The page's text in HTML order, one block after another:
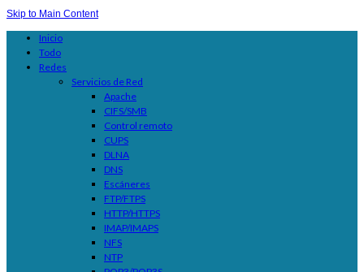
Skip to Main Content
Inicio
Todo
Redes
Servicios de Red
Apache
CIFS/SMB
Control remoto
CUPS
DLNA
DNS
Escáneres
FTP/FTPS
HTTP/HTTPS
IMAP/IMAPS
NFS
NTP